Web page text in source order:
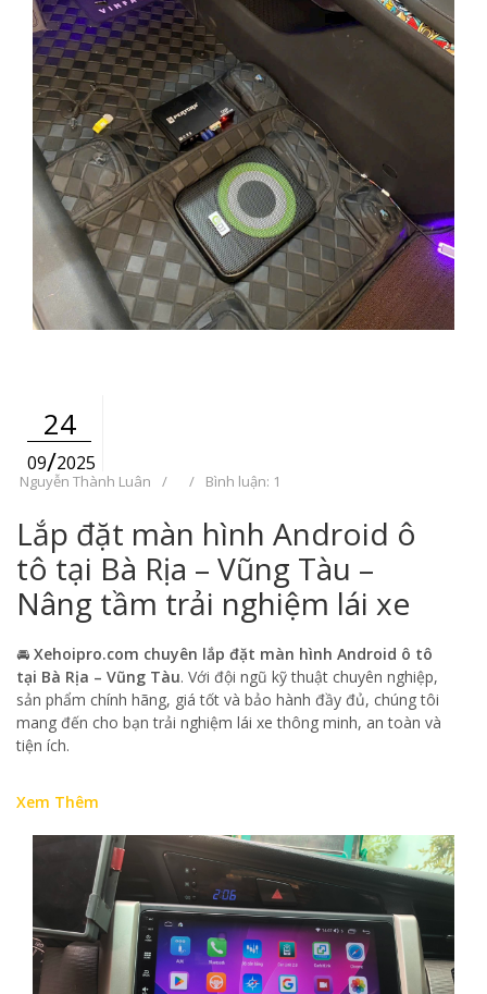
24
09/2025
Nguyễn Thành Luân / / Bình luận: 1
Lắp đặt màn hình Android ô
tô tại Bà Rịa – Vũng Tàu –
Nâng tầm trải nghiệm lái xe
🚘 Xehoipro.com chuyên lắp đặt màn hình Android ô tô
tại Bà Rịa – Vũng Tàu. Với đội ngũ kỹ thuật chuyên nghiệp,
sản phẩm chính hãng, giá tốt và bảo hành đầy đủ, chúng tôi
mang đến cho bạn trải nghiệm lái xe thông minh, an toàn và
tiện ích.
Xem Thêm